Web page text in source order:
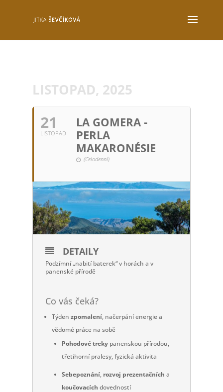
LISTOPAD, 2025
21
LISTOPAD
LA GOMERA -
PERLA
MAKARONÉSIE
(Celodenní)
DETAILY
Podzímní „nabití baterek“ v horách a v
panenské přírodě
Co vás čeká?
Týden zpomalení, načerpání energie a
vědomé práce na sobě
Pohodové trekypanenskou přírodou,
třetihorní pralesy, fyzická aktivita
Sebepoznání, rozvoj prezentačních a
koučovacích dovedností